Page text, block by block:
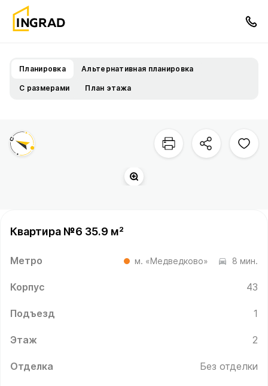
Планировка Альтернативная планировка
С размерами План этажа
Квартира №6 35.9 м²
Метро м. «Медведково» 8 мин.
Корпус 43
Подъезд 1
Этаж 2
Отделка Без отделки